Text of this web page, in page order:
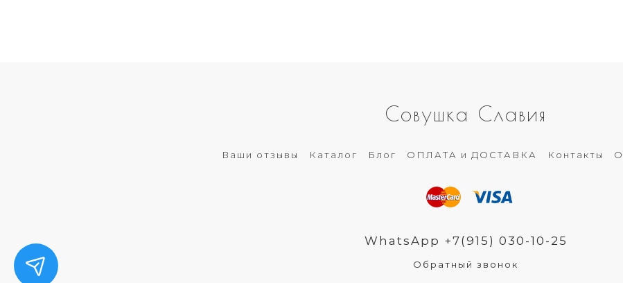
Совушка Славия
Ваши отзывы Каталог Блог ОПЛАТА и ДОСТАВКА Контакты
WhatsApp +7(915) 030-10-25
Обратный звонок